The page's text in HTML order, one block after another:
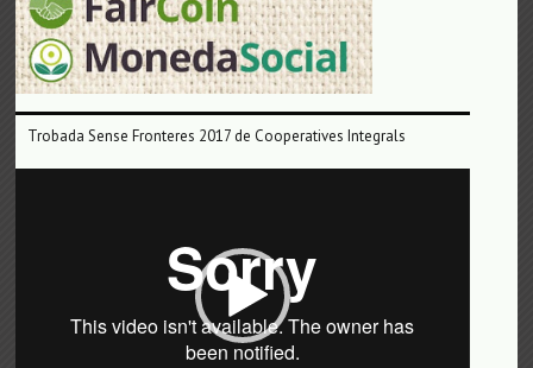
Trobada Sense Fronteres 2017 de Cooperatives Integrals